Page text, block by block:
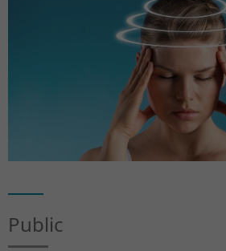
Public